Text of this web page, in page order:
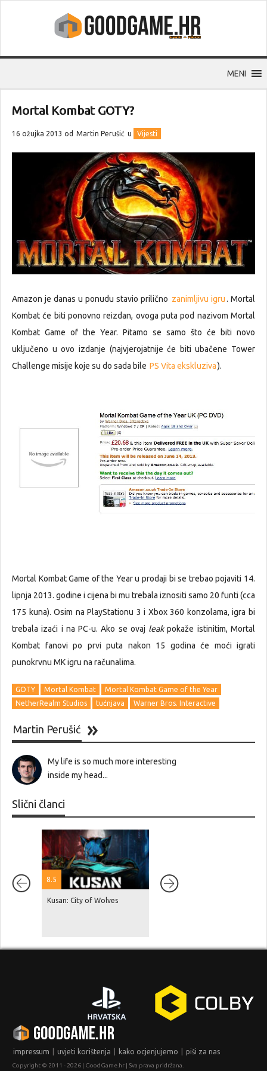
MENI
Mortal Kombat GOTY?
16 ožujka 2013 od Martin Perušić u Vijesti
Amazon je danas u ponudu stavio prilično zanimljivu igru. Mortal
Kombat će biti ponovno reizdan, ovoga puta pod nazivom Mortal
Kombat Game of the Year. Pitamo se samo što će biti novo
uključeno u ovo izdanje (najvjerojatnije će biti ubačene Tower
Challenge misije koje su do sada bile PS Vita ekskluziva).
Mortal Kombat Game of the Year u prodaji bi se trebao pojaviti 14.
lipnja 2013. godine i cijena bi mu trebala iznositi samo 20 funti (cca
175 kuna). Osim na PlayStationu 3 i Xbox 360 konzolama, igra bi
trebala izaći i na PC-u. Ako se ovaj leakpokaže istinitim, Mortal
Kombat fanovi po prvi puta nakon 15 godina će moći igrati
punokrvnu MK igru na računalima.
GOTY Mortal Kombat
Mortal Kombat Game of the Year
NetherRealm Studios
tućnjava Warner Bros. Interactive
Martin Perušić
My life is so much more interesting
inside my head...
Slični članci
8.5
Kusan: City of Wolves
impressum | uvjeti korištenja | kako ocjenjujemo | piši za nas
Copyright © 2011 - 2026 | GoodGame.hr | Sva prava pridržana.